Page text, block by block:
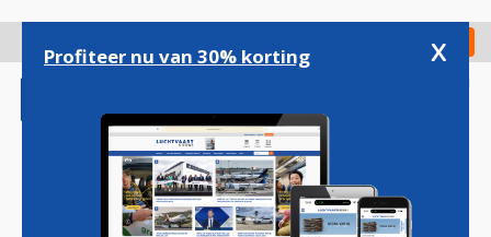
gaan
Check in
Profiteer nu van 30% korting x